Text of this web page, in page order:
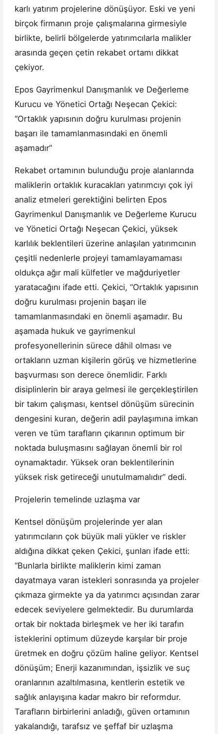
karlı yatırım projelerine dönüşüyor. Eski ve yeni
birçok firmanın proje çalışmalarına girmesiyle
birlikte, belirli bölgelerde yatırımcılarla malikler
arasında geçen çetin rekabet ortamı dikkat
çekiyor.
Epos Gayrimenkul Danışmanlık ve Değerleme
Kurucu ve Yönetici Ortağı Neşecan Çekici:
“Ortaklık yapısının doğru kurulması projenin
başarı ile tamamlanmasındaki en önemli
aşamadır”
Rekabet ortamının bulunduğu proje alanlarında
maliklerin ortaklık kuracakları yatırımcıyı çok iyi
analiz etmeleri gerektiğini belirten Epos
Gayrimenkul Danışmanlık ve Değerleme Kurucu
ve Yönetici Ortağı Neşecan Çekici, yüksek
karlılık beklentileri üzerine anlaşılan yatırımcının
çeşitli nedenlerle projeyi tamamlayamaması
oldukça ağır mali külfetler ve mağduriyetler
yaratacağını ifade etti. Çekici, “Ortaklık yapısının
doğru kurulması projenin başarı ile
tamamlanmasındaki en önemli aşamadır. Bu
aşamada hukuk ve gayrimenkul
profesyonellerinin sürece dâhil olması ve
ortakların uzman kişilerin görüş ve hizmetlerine
başvurması son derece önemlidir. Farklı
disiplinlerin bir araya gelmesi ile gerçekleştirilen
bir takım çalışması, kentsel dönüşüm sürecinin
dengesini kuran, değerin adil paylaşımına imkan
veren ve tüm tarafların çıkarının optimum bir
noktada buluşmasını sağlayan önemli bir rol
oynamaktadır. Yüksek oran beklentilerinin
yüksek risk getireceği unutulmamalıdır” dedi.
Projelerin temelinde uzlaşma var
Kentsel dönüşüm projelerinde yer alan
yatırımcıların çok büyük mali yükler ve riskler
aldığına dikkat çeken Çekici, şunları ifade etti:
“Bunlarla birlikte maliklerin kimi zaman
dayatmaya varan istekleri sonrasında ya projeler
çıkmaza girmekte ya da yatırımcı açısından zarar
edecek seviyelere gelmektedir. Bu durumlarda
ortak bir noktada birleşmek ve her iki tarafın
isteklerini optimum düzeyde karşılar bir proje
üretmek en doğru çözüm haline geliyor. Kentsel
dönüşüm; Enerji kazanımından, işsizlik ve suç
oranlarının azaltılmasına, kentlerin estetik ve
sağlık anlayışına kadar makro bir reformdur.
Tarafların birbirlerini anladığı, güven ortamının
yakalandığı, tarafsız ve şeffaf bir uzlaşma